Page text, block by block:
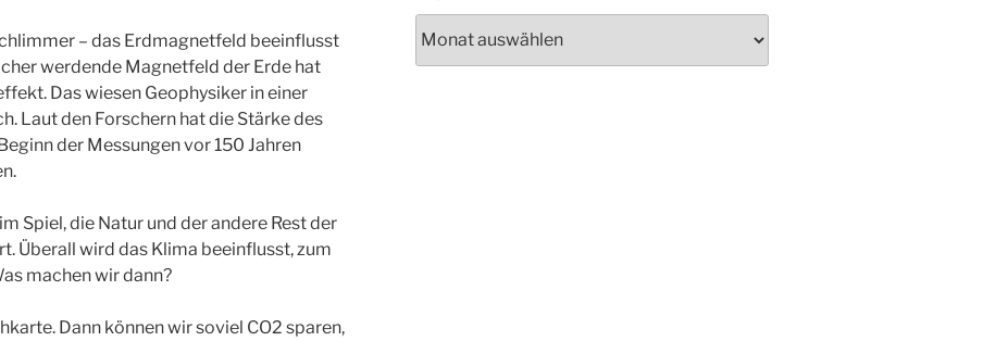
– das Erdmagnetfeld beeinflusst
werdende Magnetfeld der Erde hat
Das wiesen Geophysiker in einer
Laut den Forschern hat die Stärke des
der Messungen vor 150 Jahren
Spiel, die Natur und der andere Rest der
Überall wird das Klima beeinflusst, zum
machen wir dann?
Dann können wir soviel CO2 sparen,